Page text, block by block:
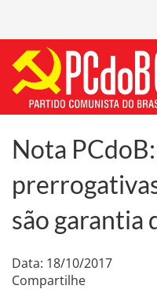
Nota
são garantia
Data: 18/10/2017
Compartilhe